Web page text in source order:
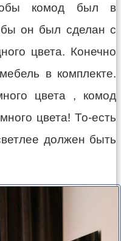
комод был в
он был сделан с
цвета. Конечно
в комплекте.
цвета , комод
цвета! То-есть
должен быть